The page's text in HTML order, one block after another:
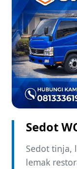
Sedot
Sedot tinja,
lemak